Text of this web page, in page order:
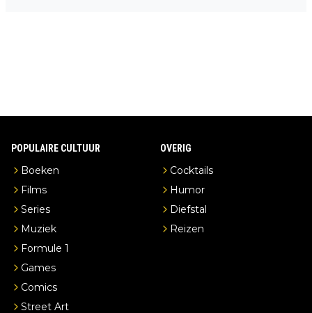
POPULAIRE CULTUUR
Boeken
Films
Series
Muziek
Formule 1
Games
Comics
Street Art
OVERIG
Cocktails
Humor
Diefstal
Reizen